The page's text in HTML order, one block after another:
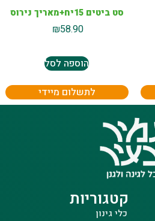
סט ביטים 15יח+מאריך נירוס
₪58.90
הוספה לסל
לתשלום מיידי
קטגוריות
כלי גינון